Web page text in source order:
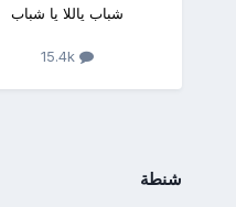
شباب ياللا يا شباب
15.4k
شنطة